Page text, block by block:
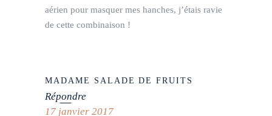
aérien pour masquer mes hanches, j’étais ravie
de cette combinaison !
MADAME SALADE DE FRUITS
Répondre
17 janvier 2017